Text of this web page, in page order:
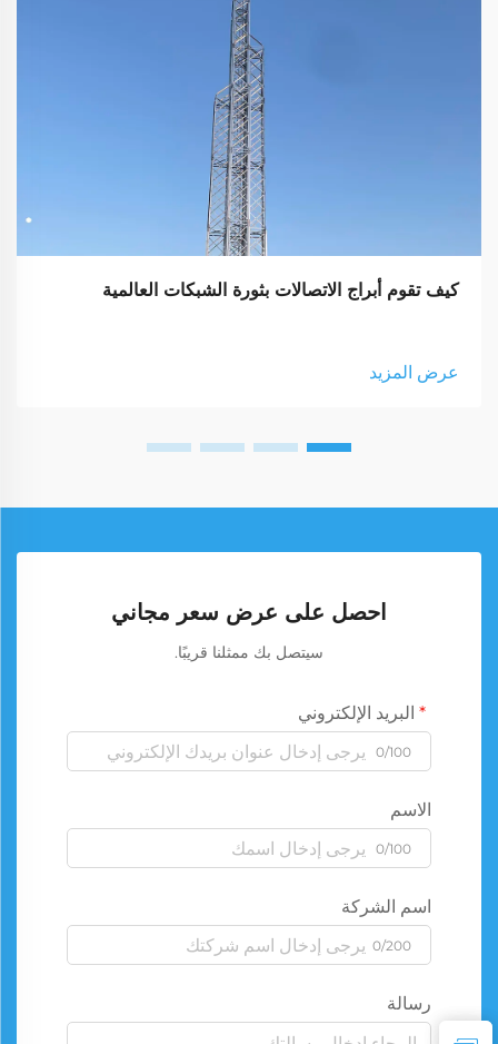
كيف تقوم أبراج الاتصالات بثورة الشبكات العالمية
عرض المزيد
احصل على عرض سعر مجاني
سيتصل بك ممثلنا قريبًا.
البريد الإلكتروني
0/100
الاسم
0/100
اسم الشركة
0/200
رسالة